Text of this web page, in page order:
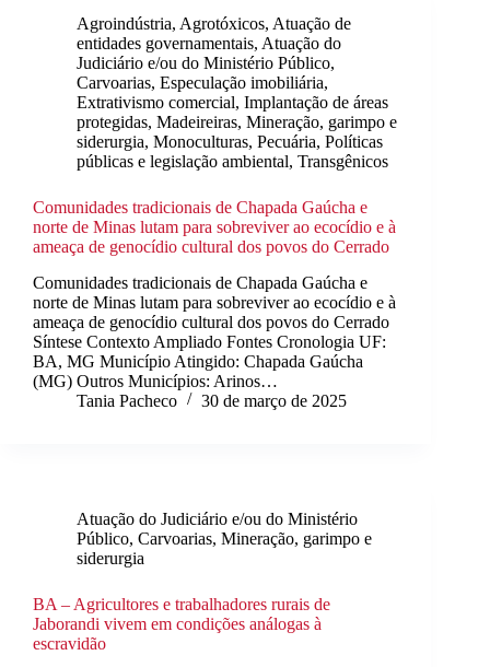
Agroindústria, Agrotóxicos, Atuação de
entidades governamentais, Atuação do
Judiciário e/ou do Ministério Público,
Carvoarias, Especulação imobiliária,
Extrativismo comercial, Implantação de áreas
protegidas, Madeireiras, Mineração, garimpo e
siderurgia, Monoculturas, Pecuária, Políticas
públicas e legislação ambiental, Transgênicos
Comunidades tradicionais de Chapada Gaúcha e
norte de Minas lutam para sobreviver ao ecocídio e à
ameaça de genocídio cultural dos povos do Cerrado
Comunidades tradicionais de Chapada Gaúcha e
norte de Minas lutam para sobreviver ao ecocídio e à
ameaça de genocídio cultural dos povos do Cerrado
Síntese Contexto Ampliado Fontes Cronologia UF:
BA, MG Município Atingido: Chapada Gaúcha
(MG) Outros Municípios: Arinos…
Tania Pacheco
30 de março de 2025
Atuação do Judiciário e/ou do Ministério
Público, Carvoarias, Mineração, garimpo e
siderurgia
BA – Agricultores e trabalhadores rurais de
Jaborandi vivem em condições análogas à
escravidão